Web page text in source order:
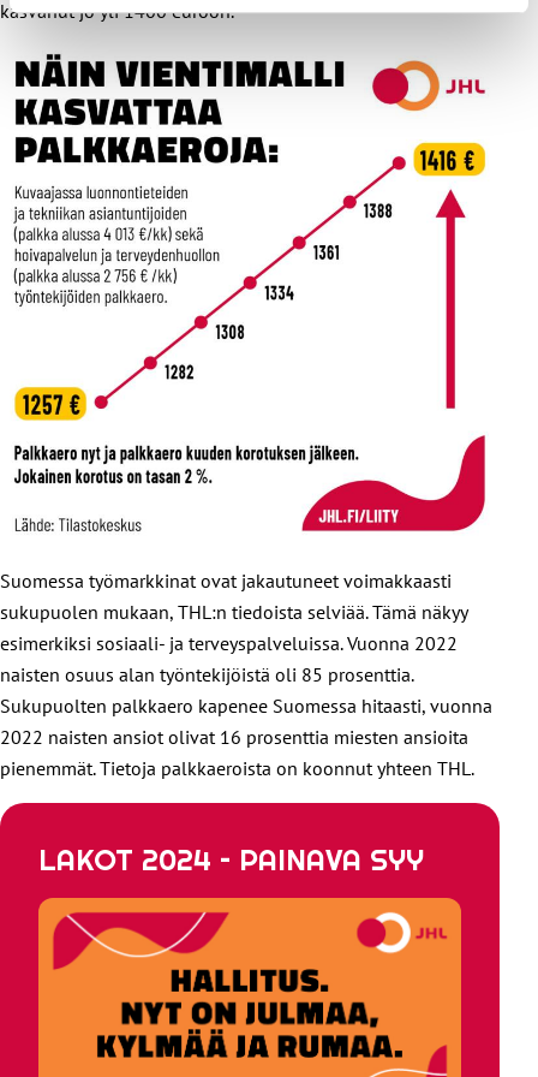
kasvanut jo yli 1400 euroon.
Suomessa työmarkkinat ovat jakautuneet voimakkaasti
sukupuolen mukaan, THL:n tiedoista selviää. Tämä näkyy
esimerkiksi sosiaali- ja terveyspalveluissa. Vuonna 2022
naisten osuus alan työntekijöistä oli 85 prosenttia.
Sukupuolten palkkaero kapenee Suomessa hitaasti, vuonna
2022 naisten ansiot olivat 16 prosenttia miesten ansioita
pienemmät. Tietoja palkkaeroista on koonnut yhteen THL.
LAKOT 2024 – PAINAVA SYY